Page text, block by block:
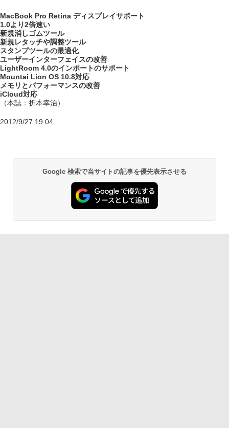
MacBook Pro Retina ディスプレイサポート
1.0より2倍速い
新規消しゴムツール
新規レタッチや調整ツール
スタンプツールの最適化
ユーザーインターフェイスの改善
LightRoom 4.0のインポートのサポート
Mountai Lion OS 10.8対応
メモリとパフォーマンスの改善
iCloud対応
（本誌：折本幸治）
2012/9/27 19:04
Google 検索で当サイトの記事を優先表示させる